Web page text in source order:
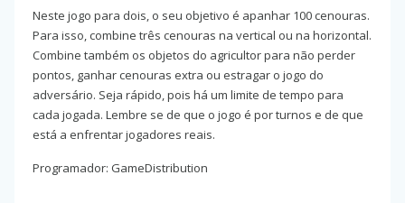
Neste jogo para dois, o seu objetivo é apanhar 100 cenouras.
Para isso, combine três cenouras na vertical ou na horizontal.
Combine também os objetos do agricultor para não perder
pontos, ganhar cenouras extra ou estragar o jogo do
adversário. Seja rápido, pois há um limite de tempo para
cada jogada. Lembre se de que o jogo é por turnos e de que
está a enfrentar jogadores reais.
Programador: GameDistribution